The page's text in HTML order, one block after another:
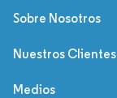
Sobre Nosotros
Nuestros Clientes
Medios